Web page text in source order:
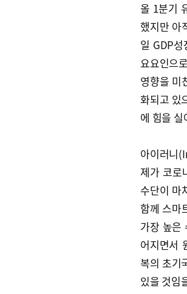
올 1분기
했지만 아
일 GDP
요요인으
영향을 미
화되고 있
에 힘을
아이러니
제가 코로
수단이 마
함께 스마
가장 높은
어지면서
복의 초기
있을 것임